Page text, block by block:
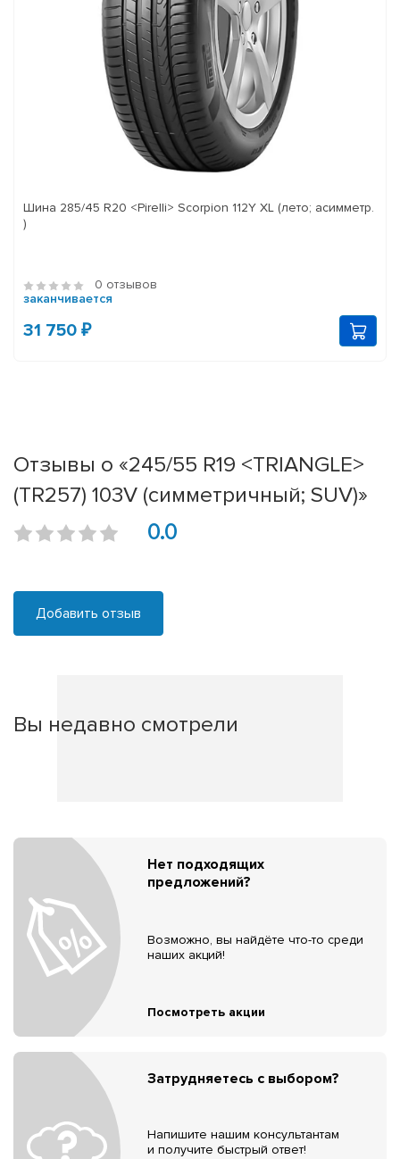
Шина 285/45 R20 <Pirelli> Scorpion 112Y XL (лето; асимметр.
)
0 отзывов
заканчивается
31 750 ₽
Отзывы о «245/55 R19 <TRIANGLE>
(TR257) 103V (симметричный; SUV)»
0.0
Добавить отзыв
Вы недавно смотрели
Нет подходящих
предложений?
Возможно, вы найдёте что-то среди
наших акций!
Посмотреть акции
Затрудняетесь с выбором?
Напишите нашим консультантам
и получите быстрый ответ!